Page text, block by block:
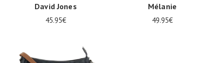
David Jones
45.95€
Mélanie
49.95€